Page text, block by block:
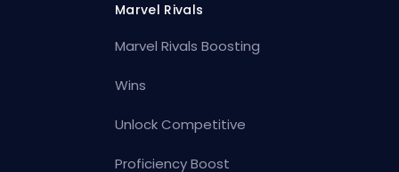
Marvel Rivals
Marvel Rivals Boosting
Wins
Unlock Competitive
Proficiency Boost